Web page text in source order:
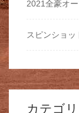
2021全豪オ
スピンショ
カテゴ